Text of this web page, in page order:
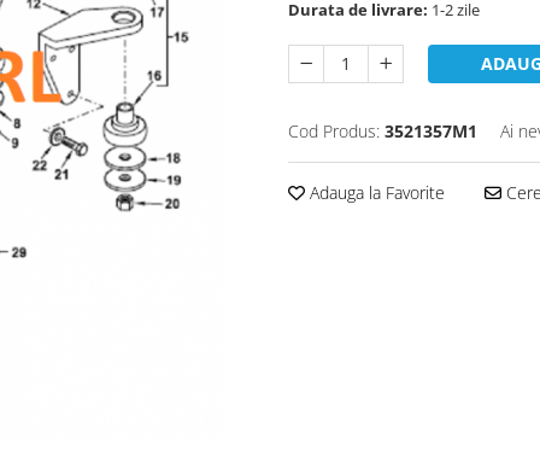
Durata de livrare: 1-2 zile
Cod Produs: 3521357M1 Ai
Adauga la Favorite